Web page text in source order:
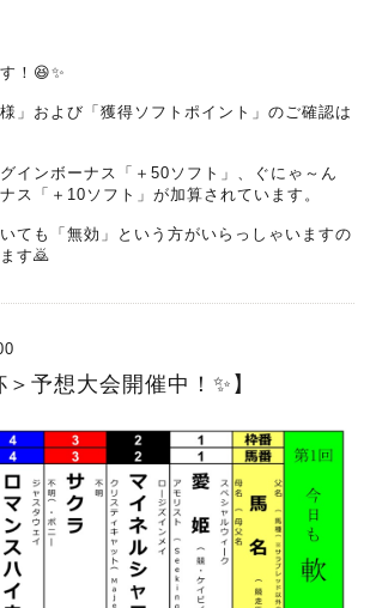
！😆✨
」および「獲得ソフトポイント」のご確認は
インボーナス「＋50ソフト」、ぐにゃ～ん
ス「＋10ソフト」が加算されています。
ても「無効」という方がいらっしゃいますの
す🙇
＞予想大会開催中！✨】